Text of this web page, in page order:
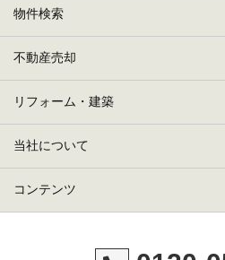
物件検索
不動産売却
リフォーム・建築
当社について
コンテンツ